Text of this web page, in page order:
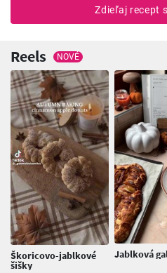
Zdieľaj recept
Reels NOVÉ
Škoricovo-jablkové
šišky
Jablková